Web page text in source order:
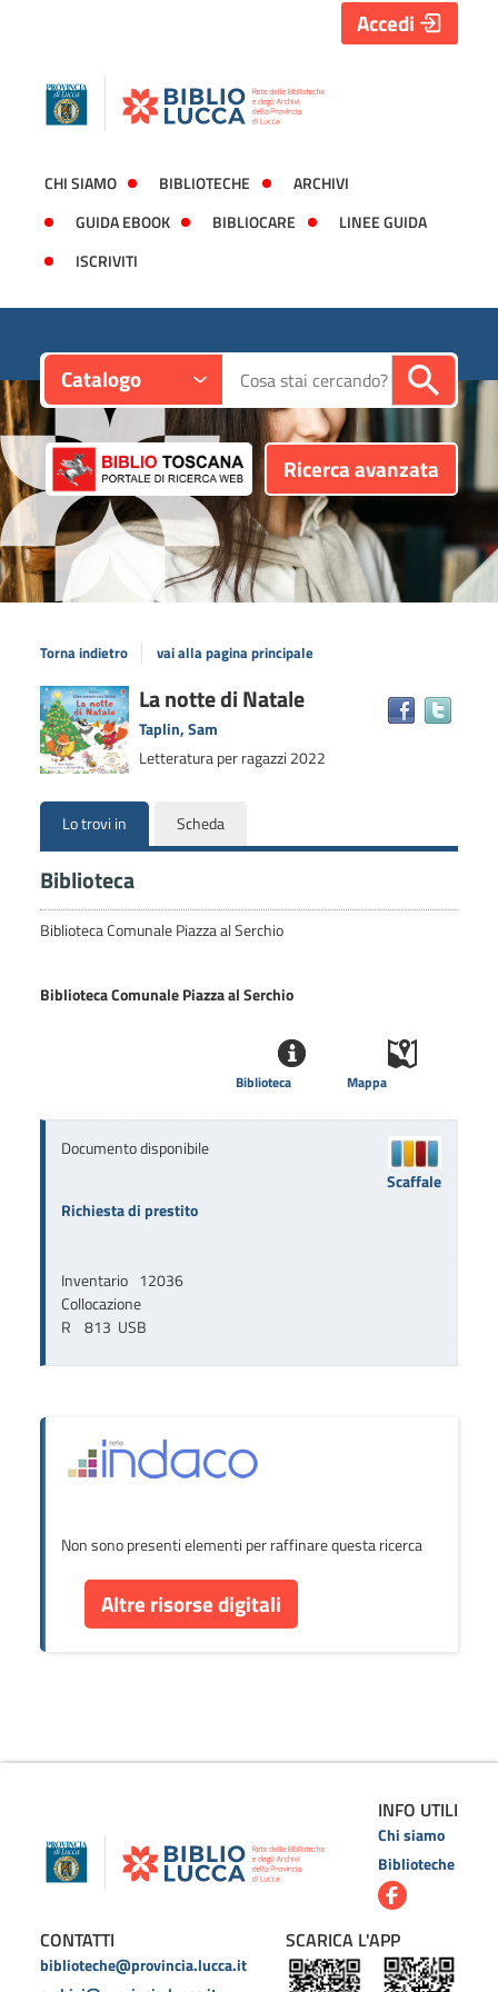
CHI SIAMO BIBLIOTECHE
ARCHIVI
GUIDA EBOOK
BIBLIOCARE
LINEE GUIDA
ISCRIVITI
Accedi
Catalogo Cerca su "Catalogo"
Ricerca avanzata
Torna indietro vai alla pagina principale
Dettaglio
del
documento
La notte di Natale
Taplin, Sam
Letteratura per ragazzi 2022
Lo trovi in Scheda
Biblioteca
Biblioteca Comunale Piazza al Serchio
Biblioteca Comunale Piazza al Serchio
Mappa
Biblioteca
Documento disponibile
Richiesta di prestito
Inventario 12036
Collocazione
R    813  USB
Scaffale
Non sono presenti elementi per raffinare questa ricerca
Altre risorse digitali
INFO UTILI
Chi siamo
Biblioteche
CONTATTI
biblioteche@provincia.lucca.it
SCARICA L'APP